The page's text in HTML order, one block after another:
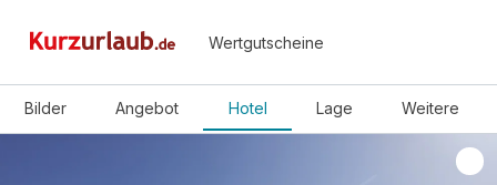
Wertgutscheine
Bilder Angebot Hotel Lage Weitere